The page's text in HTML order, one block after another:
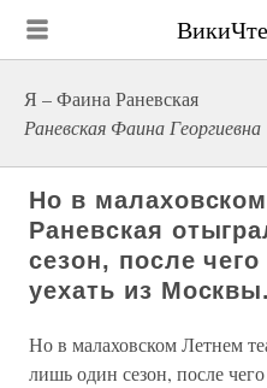
Я – Фаина Раневская
Раневская Фаина Георгиевна
Но в
Раневская
сезон, после
уехать из Москвы.
Но в малаховском Летнем
лишь один сезон, после